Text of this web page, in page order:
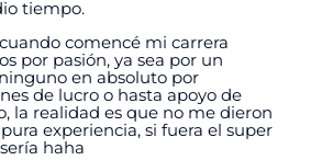
tiempo.
comencé mi carrera
por pasión, ya sea por un
en absoluto por
de lucro o hasta apoyo de
la realidad es que no me dieron
experiencia, si fuera el super
haha